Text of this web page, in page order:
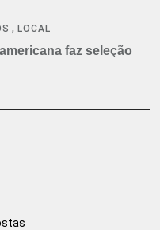
,LOCAL
faz seleção